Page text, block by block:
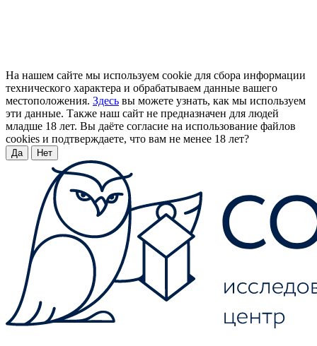
На нашем сайте мы используем cookie для сбора информации
технического характера и обрабатываем данные вашего
местоположения. Здесь вы можете узнать, как мы используем
эти данные. Также наш сайт не предназначен для людей
младше 18 лет. Вы даёте согласие на использование файлов
cookies и подтверждаете, что вам не менее 18 лет?
Да Нет